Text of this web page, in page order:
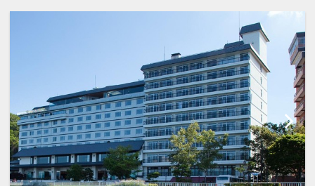
のお子様は1泊3,300円をお支払いい